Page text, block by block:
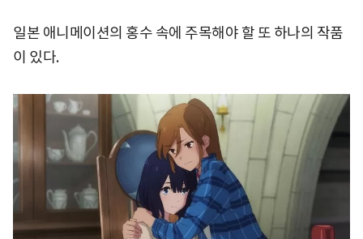
일본 애니메이션의 홍수 속에 주목해야 할 또 하나의 작품
이 있다.